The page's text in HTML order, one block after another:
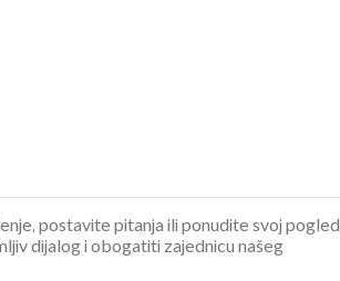
postavite pitanja ili ponudite svoj pogled
dijalog i obogatiti zajednicu našeg